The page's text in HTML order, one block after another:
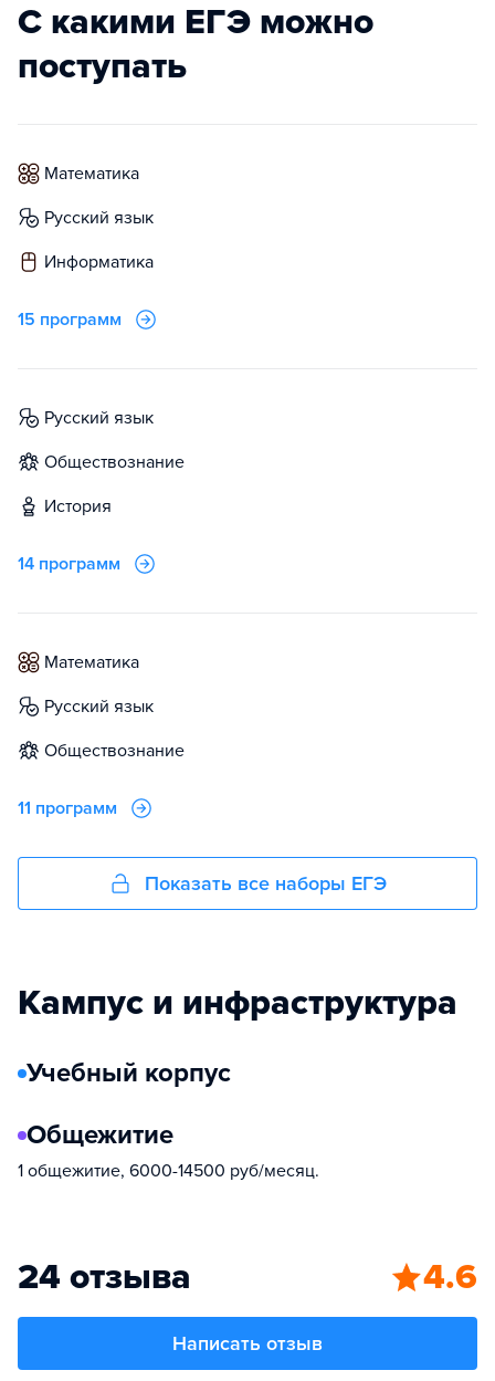
С какими ЕГЭ можно
поступать
математика
русский язык
информатика
15 программ
русский язык
обществознание
история
14 программ
математика
русский язык
обществознание
11 программ
Показать все наборы ЕГЭ
Кампус и инфраструктура
Учебный корпус
Общежитие
1 общежитие, 6000-14500 руб/месяц.
24 отзыва 4.6
Написать отзыв